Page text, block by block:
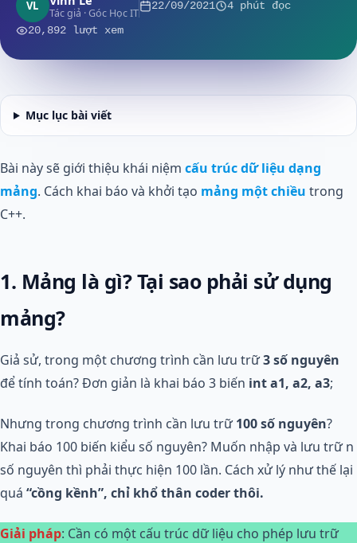
VL
Tác giả · Góc Học IT
22/09/2021 4 phút đọc
20,892 lượt xem
Mục lục bài viết
Bài này sẽ giới thiệu khái niệm cấu trúc dữ liệu dạng
mảng. Cách khai báo và khởi tạo mảng một chiều trong
C++.
1. Mảng là gì? Tại sao phải sử dụng
mảng?
Giả sử, trong một chương trình cần lưu trữ3 số nguyên
để tính toán? Đơn giản là khai báo 3 biến int a1, a2, a3;
Nhưng trong chương trình cần lưu trữ100 số nguyên?
Khai báo 100 biến kiểu số nguyên? Muốn nhập và lưu trữ n
số nguyên thì phải thực hiện 100 lần. Cách xử lý như thế lại
quá “cồng kềnh”, chỉ khổ thân coder thôi.
Giải pháp: Cần có một cấu trúc dữ liệu cho phép lưu trữ